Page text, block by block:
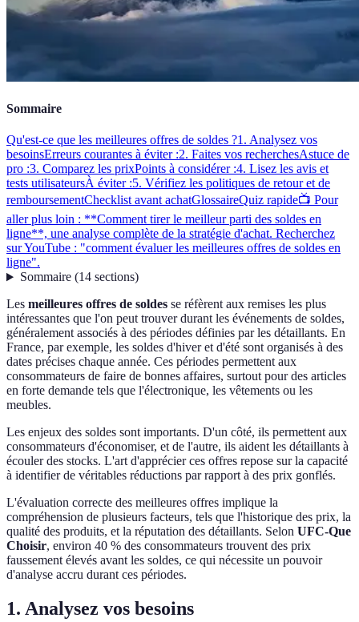
Sommaire
Qu'est-ce que les meilleures offres de soldes ?1. Analysez vos
besoinsErreurs courantes à éviter :2. Faites vos recherchesAstuce de
pro :3. Comparez les prixPoints à considérer :4. Lisez les avis et
tests utilisateursÀ éviter :5. Vérifiez les politiques de retour et de
remboursementChecklist avant achatGlossaireQuiz rapide📺 Pour
aller plus loin : **Comment tirer le meilleur parti des soldes en
ligne**, une analyse complète de la stratégie d'achat. Recherchez
sur YouTube : "comment évaluer les meilleures offres de soldes en
ligne".
Sommaire(14 sections)
Les meilleures offres de soldes se réfèrent aux remises les plus
intéressantes que l'on peut trouver durant les événements de soldes,
généralement associés à des périodes définies par les détaillants. En
France, par exemple, les soldes d'hiver et d'été sont organisés à des
dates précises chaque année. Ces périodes permettent aux
consommateurs de faire de bonnes affaires, surtout pour des articles
en forte demande tels que l'électronique, les vêtements ou les
meubles.
Les enjeux des soldes sont importants. D'un côté, ils permettent aux
consommateurs d'économiser, et de l'autre, ils aident les détaillants à
écouler des stocks. L'art d'apprécier ces offres repose sur la capacité
à identifier de véritables réductions par rapport à des prix gonflés.
L'évaluation correcte des meilleures offres implique la
compréhension de plusieurs facteurs, tels que l'historique des prix, la
qualité des produits, et la réputation des détaillants. Selon UFC-Que
Choisir, environ 40 % des consommateurs trouvent des prix
faussement élevés avant les soldes, ce qui nécessite un pouvoir
d'analyse accru durant ces périodes.
1. Analysez vos besoins